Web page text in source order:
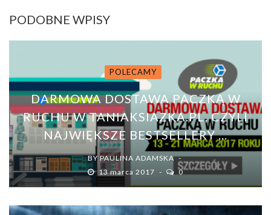
PODOBNE WPISY
POLECAMY
DARMOWA DOSTAWA PACZKĄ W
RUCHU W TANIAKSIAZKA.PL, CZYLI
NAJWIĘKSZE BESTSELLERY ...
BY PAULINA ADAMSKA
13 marca 2017
0